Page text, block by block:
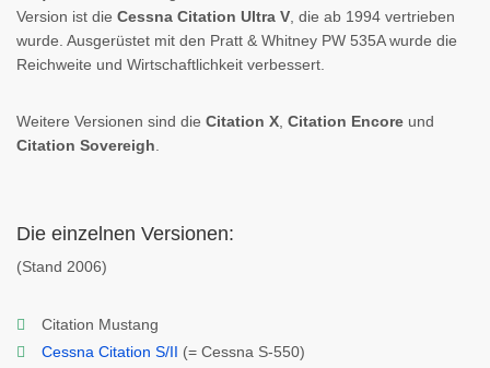
Version ist die Cessna Citation Ultra V , die ab 1994 vertrieben
wurde. Ausgerüstet mit den Pratt & Whitney PW 535A wurde die
Reichweite und Wirtschaftlichkeit verbessert.
Weitere Versionen sind die Citation X Citation Encore und
Citation Sovereigh
Die einzelnen Versionen:
(Stand 2006)
Citation Mustang
Cessna Citation S/II (= Cessna S-550)